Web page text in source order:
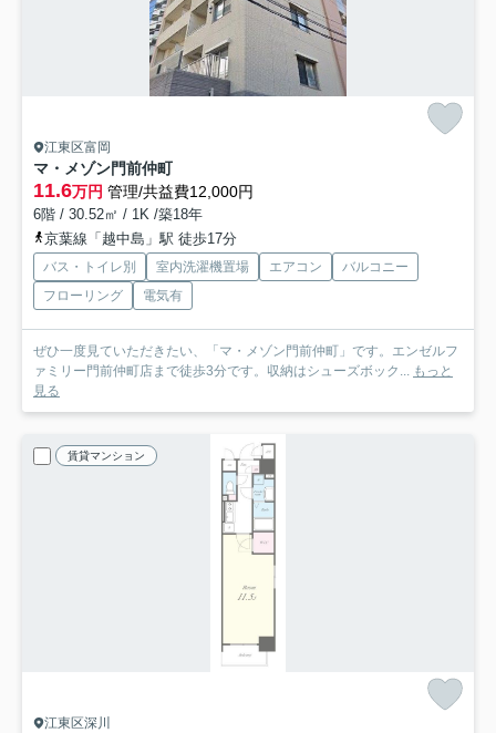
江東区富岡
マ・メゾン門前仲町
11.6万円 管理/共益費12,000円
6階 / 30.52㎡ / 1K /築18年
京葉線「越中島」駅 徒歩17分
バス・トイレ別 室内洗濯機置場 エアコン
バルコニー
フローリング
電気有
ぜひ一度見ていただきたい、「マ・メゾン門前仲町」です。エンゼルフ
ァミリー門前仲町店まで徒歩3分です。収納はシューズボック... もっと
見る
賃貸マンション
江東区深川